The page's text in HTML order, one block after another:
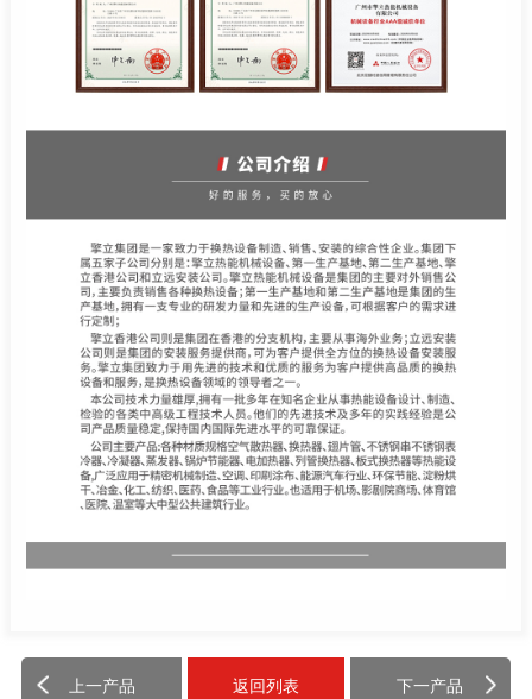
上一产品 返回列表 下一产品